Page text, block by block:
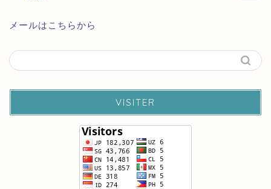
メールはこちらから
VISITER